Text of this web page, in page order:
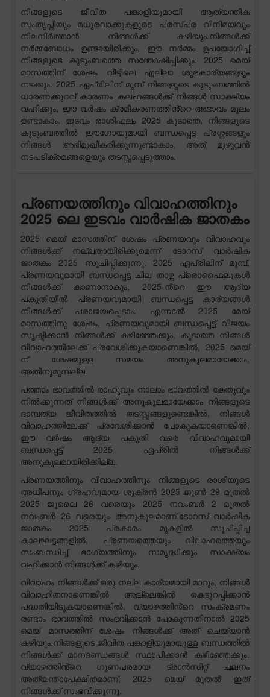
നിങ്ങളുടെ ജീവിത പങ്കാളിയുമായി ആത്യന്തിക
സംതൃപ്തിയും മധുരവാക്കുകളുടെ പരസ്പര വിനിമയവും
നിലനിർത്താൻ നിങ്ങൾക്ക് കഴിയും.നിങ്ങൾക്ക്
നർമ്മബോധം ഉണ്ടായിരിക്കും, ഈ നർമ്മം ഉപയോഗിച്ച്
നിങ്ങളുടെ കുടുംബത്തെ സന്തോഷിപ്പിക്കും. 2025 മെയ്
മാസത്തിന് ശേഷം വീട്ടിലെ എല്ലാ ശുഭകാര്യങ്ങളും
നടക്കും. 2025 ഏപ്രിലിന് മുമ്പ് നിങ്ങളുടെ കുടുംബത്തിൽ
ധാരണക്കുറവ് കാരണം കലഹങ്ങൾക്ക് നിങ്ങൾ സാക്ഷ്യം
വഹിക്കും, ഈ വർഷം ക്രമീകരണത്തിൻ്റെ അഭാവം മൂലം
ഉണ്ടാകാം. ഇടവം രാശിഫലം 2025 കൂടാതെ, നിങ്ങളുടെ
കുടുംബത്തിൽ ഈഗോയുമായി ബന്ധപ്പെട്ട പ്രശ്നങ്ങളും
നിങ്ങൾ അഭിമുഖീകരിക്കുന്നുണ്ടാകാം, അത് മുഴുവൻ
നടപടിക്രമങ്ങളെയും തടസ്സപ്പെടുത്താം.
പ്രണയത്തിനും വിവാഹത്തിനും
2025 ലെ ഇടവം വാർഷിക ജാതകം
2025 മെയ് മാസത്തിന് ശേഷം പ്രണയവും വിവാഹവും
നിങ്ങൾക്ക് നല്ലതായിരിക്കുമെന്ന് ടോറസ് വാർഷിക
ജാതകം 2025 സൂചിപ്പിക്കുന്നു. 2025 ഏപ്രിലിന് മുമ്പ്,
പ്രണയവുമായി ബന്ധപ്പെട്ട ചില താഴ്ന്ന പ്രൊഫൈലുകൾ
നിങ്ങൾക്ക് കാണാനാകും, 2025-ൻ്റെ ഈ ആദ്യ
പകുതിയിൽ പ്രണയവുമായി ബന്ധപ്പെട്ട കാര്യങ്ങൾ
നിങ്ങൾക്ക് പരാജയപ്പെടാം. എന്നാൽ 2025 മേയ്
മാസത്തിനു ശേഷം, പ്രണയവുമായി ബന്ധപ്പെട്ട് വിജയം
സൃഷ്ടിക്കാൻ നിങ്ങൾക്ക് കഴിഞ്ഞേക്കും, കൂടാതെ നിങ്ങൾ
വിവാഹത്തിലേക്ക് പ്രവേശിക്കുകയാണെങ്കിൽ, 2025 മെയ്
ന് ശേഷമുള്ള സമയം അനുകൂലമായേക്കാം,
അതിനുമുമ്പല്ല.
പത്താം ഭാവത്തിൽ രാഹുവും നാലാം ഭാവത്തിൽ കേതുവും
നിൽക്കുന്നത് നിങ്ങൾക്ക് അനുകൂലമായേക്കാം നിങ്ങളുടെ
ദാമ്പത്യ ജീവിതത്തിൽ തടസ്സങ്ങളുണ്ടെങ്കിൽ, നിങ്ങൾ
വിവാഹത്തിലേക്ക് പ്രവേശിക്കാൻ പോകുകയാണെങ്കിൽ,
ഈ വർഷം ആദ്യ പകുതി വരെ വിവാഹവുമായി
ബന്ധപ്പെട്ട് 2025 ഏപ്രിൽ നിങ്ങൾക്ക്
അനുകൂലമായിരിക്കില്ല.
പ്രണയത്തിനും വിവാഹത്തിനും നിങ്ങളുടെ രാശിയുടെ
അധിപനും ഗ്രഹവുമായ ശുക്രൻ 2025 ജൂൺ 29 മുതൽ
2025 ജൂലൈ 26 വരെയും 2025 നവംബർ 2 മുതൽ
നവംബർ 26 വരെയും അനുകൂലമാണ്.ടോറസ് വാർഷിക
ജാതകം 2025 പ്രകാരം മുകളിൽ സൂചിപ്പിച്ച
കാലഘട്ടങ്ങളിൽ, പ്രണയത്തെയും വിവാഹത്തെയും
സംബന്ധിച്ച് ഭാഗ്യത്തിനും സമൃദ്ധിക്കും സാക്ഷ്യം
വഹിക്കാൻ നിങ്ങൾക്ക് കഴിയും.
വിവാഹം നിങ്ങൾക്ക് ഒരു നല്ല കാര്യമായി മാറും, നിങ്ങൾ
വിവാഹിതനാണെങ്കിൽ അല്ലെങ്കിൽ കെട്ടുറപ്പിക്കാൻ
പദ്ധതിയിടുകയാണെങ്കിൽ, വ്യാഴത്തിൻ്റെ സംക്രമണം
രണ്ടാം ഭാവത്തിൽ സംഭവിക്കാൻ പോകുന്നതിനാൽ 2025
മെയ് മാസത്തിന് ശേഷം നിങ്ങൾക്ക് അത് ചെയ്യാൻ
കഴിയും.നിങ്ങളുടെ ജീവിത പങ്കാളിയുമായുള്ള ബന്ധത്തിൽ
നിങ്ങൾക്ക് മാനദണ്ഡങ്ങൾ സ്ഥാപിക്കാൻ കഴിഞ്ഞേക്കും.
വ്യാഴത്തിൻ്റെ ഗുണപരമായ ട്രാൻസിറ്റ് ചലനം
അത്യന്താപേക്ഷിതമാണ്, 2025 മെയ് മുതൽ ഇത്
നിങ്ങൾക്ക് സംഭവിക്കുന്നു.